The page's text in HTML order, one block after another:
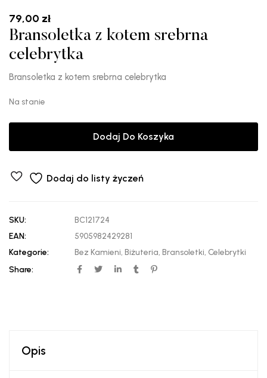
79,00 zł
Bransoletka z kotem srebrna
celebrytka
Bransoletka z kotem srebrna celebrytka
Na stanie
Dodaj Do Koszyka
Dodaj do listy życzeń
SKU:
BC121724
EAN:
5905982429281
Kategorie:
Bez Kamieni, Biżuteria, Bransoletki, Celebrytki
Share:
Opis